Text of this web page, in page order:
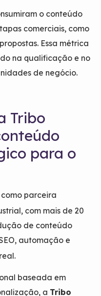
o conteúdo
comerciais, como
Essa métrica
na qualificação e no
de negócio.
Tribo
para o
parceira
com mais de 20
de conteúdo
automação e
baseada em
a Tribo